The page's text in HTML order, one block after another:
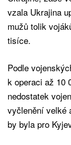
vzala Ukrajina
mužů tolik
tisíce.
Podle
k operaci až 10
nedostatek
vyčlenění velké
by byla pro